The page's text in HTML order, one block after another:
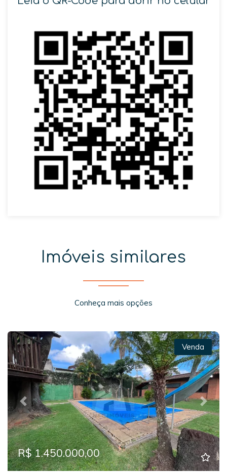
Imóveis similares
Conheça mais opções
Previous Next
Venda
R$ 1.450.000,00